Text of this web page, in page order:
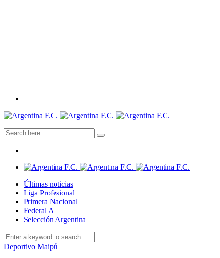
Últimas noticias
Liga Profesional
Primera Nacional
Federal A
Selección Argentina
Deportivo Maipú